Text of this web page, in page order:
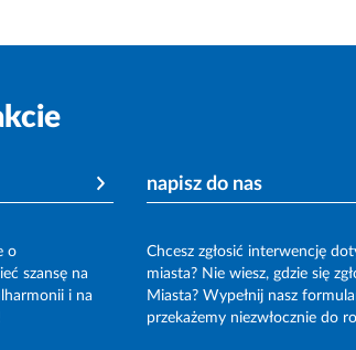
o
szansę na
i na
napisz do nas
Chcesz zgłosić interwencję
miasta? Nie wiesz, gdzie się
Miasta? Wypełnij nasz
przekażemy niezwłocznie do